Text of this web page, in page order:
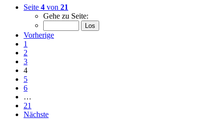
Seite 4 von 21
Gehe zu Seite:
Vorherige
1
2
3
4
5
6
…
21
Nächste